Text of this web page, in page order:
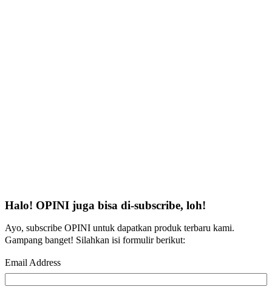
Halo! OPINI juga bisa di-subscribe, loh!
Ayo, subscribe OPINI untuk dapatkan produk terbaru kami.
Gampang banget! Silahkan isi formulir berikut:
Email Address